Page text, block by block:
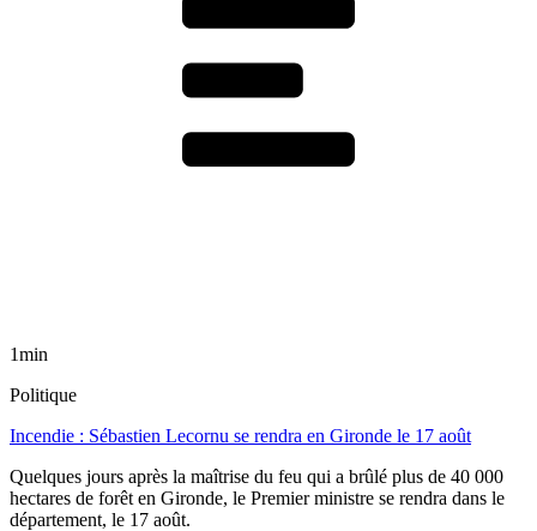
1min
Politique
Incendie : Sébastien Lecornu se rendra en Gironde le 17 août
Quelques jours après la maîtrise du feu qui a brûlé plus de 40 000
hectares de forêt en Gironde, le Premier ministre se rendra dans le
département, le 17 août.